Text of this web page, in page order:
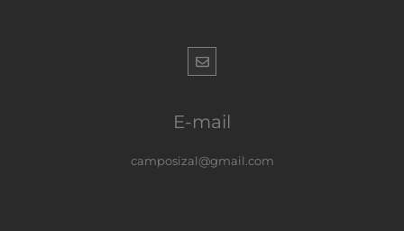
E-mail
camposizal@gmail.com